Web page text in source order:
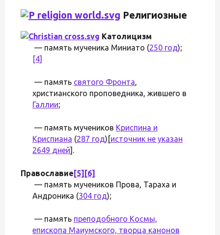
Религиозные
Католицизм
— память мученика Миниато (250 год);
[4]
— память святого Фронта,
христианского проповедника, жившего в
Галлии;
— память мучеников Криспина и
Криспиана (287 год)[источник не указан
2649 дней].
Православие [5] [6]
— память мучеников Прова, Тараха и
Андроника (304 год);
— память преподобного Космы,
епископа Маиумского, творца канонов